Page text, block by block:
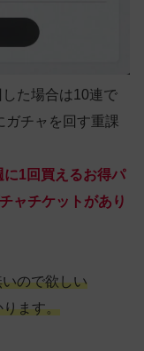
た場合は10連で
ガチャを回す重課
に1回買えるお得パ
ャチケットがあり
ので欲しい
ます。